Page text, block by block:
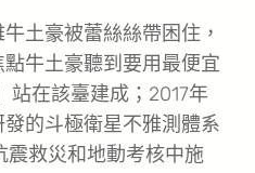
土豪被蕾絲絲帶困住，
牛土豪聽到要用最便宜
站在該臺建成；2017年
的斗極衛星不雅測體系
震救災和地動考核中施